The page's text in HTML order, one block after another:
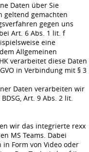
Daten über Sie
geltend gemachten
gegen uns
Art. 6 Abs. 1 lit. f
eine
Allgemeinen
verarbeitet diese Daten
in Verbindung mit § 3
Daten verarbeiten wir
Art. 9 Abs. 2 lit.
wir das integrierte rexx
MS Teams. Dabei
Form von Video oder